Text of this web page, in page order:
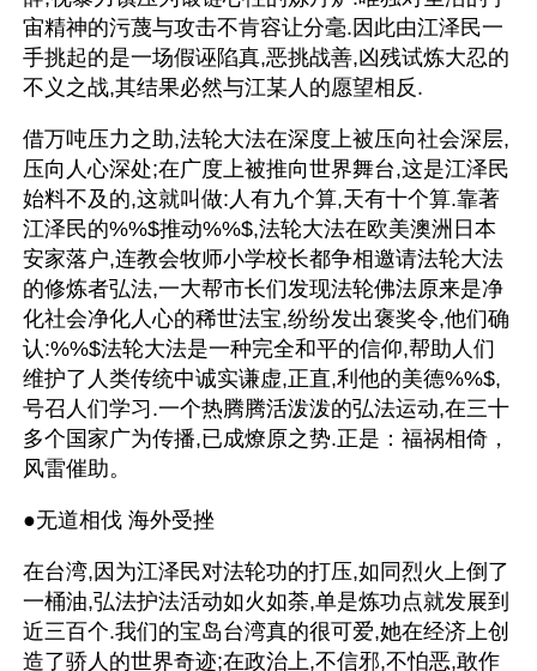
宙精神的污蔑与攻击不肯容让分毫.因此由江泽民一
手挑起的是一场假诬陷真,恶挑战善,凶残试炼大忍的
不义之战,其结果必然与江某人的愿望相反.
借万吨压力之助,法轮大法在深度上被压向社会深层,
压向人心深处;在广度上被推向世界舞台,这是江泽民
始料不及的,这就叫做:人有九个算,天有十个算.靠著
江泽民的%%$推动%%$,法轮大法在欧美澳洲日本
安家落户,连教会牧师小学校长都争相邀请法轮大法
的修炼者弘法,一大帮市长们发现法轮佛法原来是净
化社会净化人心的稀世法宝,纷纷发出褒奖令,他们确
认:%%$法轮大法是一种完全和平的信仰,帮助人们
维护了人类传统中诚实谦虚,正直,利他的美德%%$,
号召人们学习.一个热腾腾活泼泼的弘法运动,在三十
多个国家广为传播,已成燎原之势.正是：福祸相倚，
风雷催助。
●无道相伐 海外受挫
在台湾,因为江泽民对法轮功的打压,如同烈火上倒了
一桶油,弘法护法活动如火如荼,单是炼功点就发展到
近三百个.我们的宝岛台湾真的很可爱,她在经济上创
造了骄人的世界奇迹;在政治上,不信邪,不怕恶,敢作